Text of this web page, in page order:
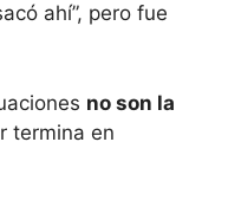
ahí”, pero fue
no son la
termina en